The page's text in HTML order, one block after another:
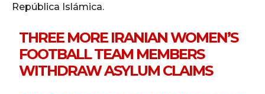
República Islámica.
THREE MORE IRANIAN WOMEN’S
FOOTBALL TEAM MEMBERS
WITHDRAW ASYLUM CLAIMS